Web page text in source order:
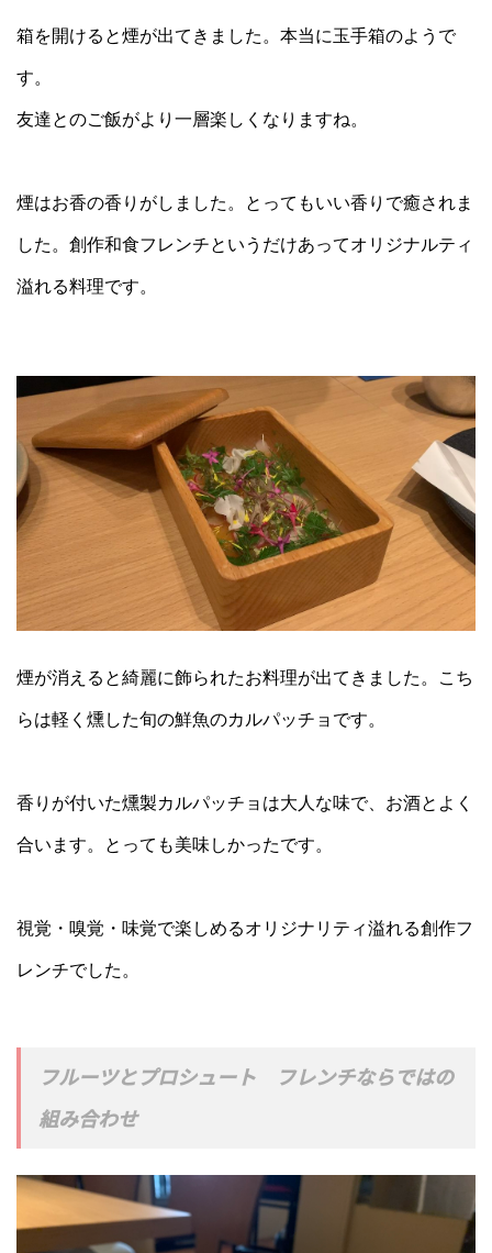
箱を開けると煙が出てきました。本当に玉手箱のようで
す。
友達とのご飯がより一層楽しくなりますね。
煙はお香の香りがしました。とってもいい香りで癒されま
した。創作和食フレンチというだけあってオリジナルティ
溢れる料理です。
煙が消えると綺麗に飾られたお料理が出てきました。こち
らは軽く燻した旬の鮮魚のカルパッチョです。
香りが付いた燻製カルパッチョは大人な味で、お酒とよく
合います。とっても美味しかったです。
視覚・嗅覚・味覚で楽しめるオリジナリティ溢れる創作フ
レンチでした。
フルーツとプロシュート フレンチならではの
組み合わせ